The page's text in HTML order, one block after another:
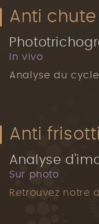
Anti
In vivo
Analyse du
Anti
Analyse
Sur photo
Retrouvez notre